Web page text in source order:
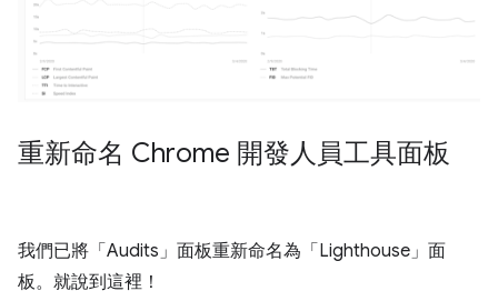
重新命名 Chrome 開發人員工具面板
我們已將「Audits」 面板重新命名為「Lighthouse」 面
板。就說到這裡！